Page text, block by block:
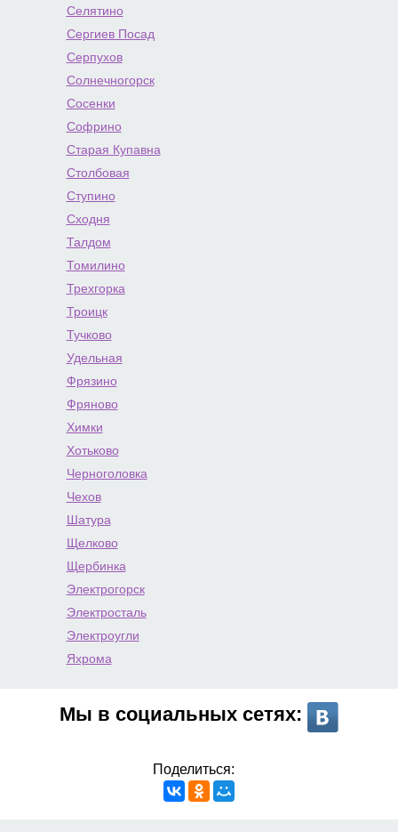
Селятино
Сергиев Посад
Серпухов
Солнечногорск
Сосенки
Софрино
Старая Купавна
Столбовая
Ступино
Сходня
Талдом
Томилино
Трехгорка
Троицк
Тучково
Удельная
Фрязино
Фряново
Химки
Хотьково
Черноголовка
Чехов
Шатура
Щелково
Щербинка
Электрогорск
Электросталь
Электроугли
Яхрома
Мы в социальных сетях:
Поделиться: